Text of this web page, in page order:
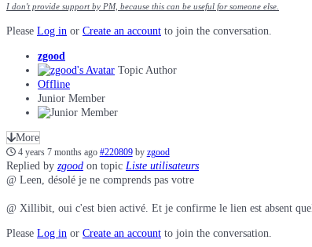
I don't provide support by PM, because this can be useful for someone else.
Please Log in or Create an account to join the conversation.
zgood
Topic Author
Offline
Junior Member
More
4 years 7 months ago #220809 by zgood
Replied by zgood on topic Liste utilisateurs
@ Leen, désolé je ne comprends pas votre
@ Xillibit, oui c'est bien activé. Et je confirme le lien est absent
Please Log in or Create an account to join the conversation.